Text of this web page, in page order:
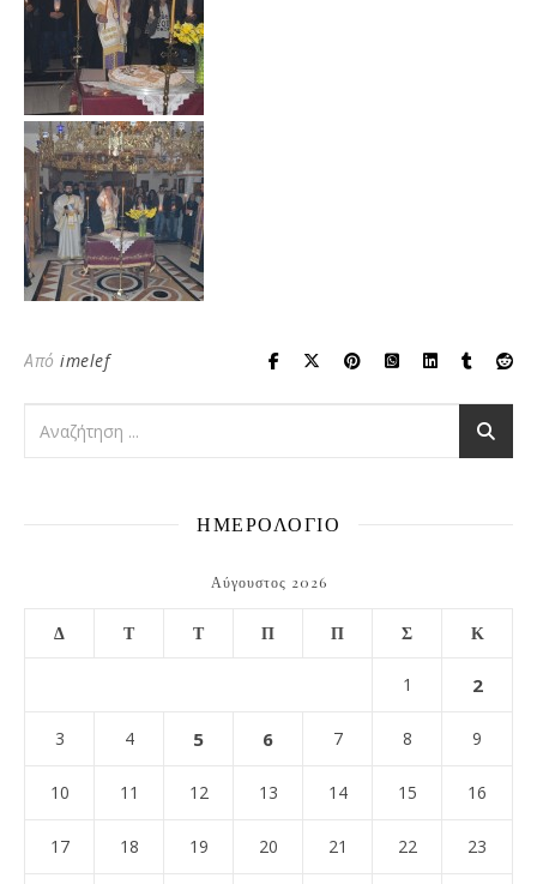
Από imelef
ΗΜΕΡΟΛΟΓΙΟ
Αύγουστος 2026
Δ Τ Τ Π Π Σ Κ
1 2
3 4 5 6 7 8 9
10 11 12 13 14 15 16
17 18 19 20 21 22 23